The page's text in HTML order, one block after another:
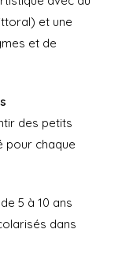
et une
et de
des petits
pour chaque
5 à 10 ans
dans